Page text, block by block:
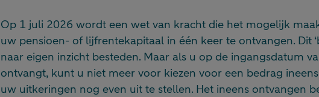
Op 1 juli 2026 wordt een wet van kracht die het mogelijk
uw pensioen- of lijfrentekapitaal in één keer te ontvangen. Dit
naar eigen inzicht besteden. Maar als u op de ingangsdatum
ontvangt, kunt u niet meer voor kiezen voor een bedrag
uw uitkeringen nog even uit te stellen. Het ineens ontvangen